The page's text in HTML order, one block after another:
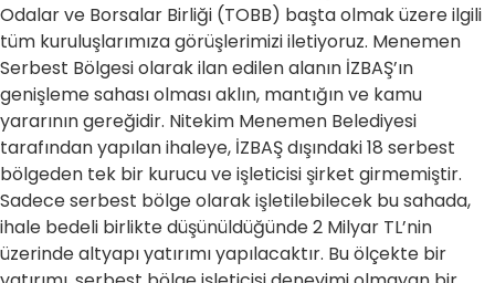
Odalar ve Borsalar Birliği (TOBB) başta olmak üzere ilgili
tüm kuruluşlarımıza görüşlerimizi iletiyoruz. Menemen
Serbest Bölgesi olarak ilan edilen alanın İZBAŞ’ın
genişleme sahası olması aklın, mantığın ve kamu
yararının gereğidir. Nitekim Menemen Belediyesi
tarafından yapılan ihaleye, İZBAŞ dışındaki 18 serbest
bölgeden tek bir kurucu ve işleticisi şirket girmemiştir.
Sadece serbest bölge olarak işletilebilecek bu sahada,
ihale bedeli birlikte düşünüldüğünde 2 Milyar TL’nin
üzerinde altyapı yatırımı yapılacaktır. Bu ölçekte bir